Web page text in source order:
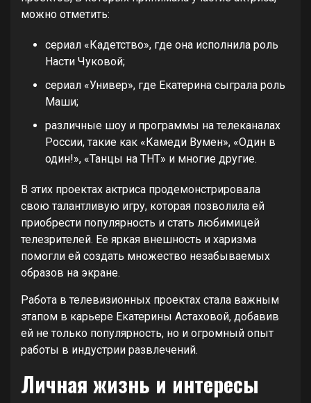
можно отметить:
сериал «Кадетство», где она исполнила роль
Насти Чуковой;
сериал «Универ», где Екатерина сыграла роль
Маши;
различные шоу и программы на телеканалах
России, такие как «Камеди Вумен», «Один в
один!», «Танцы на ТНТ» и многие другие.
В этих проектах актриса продемонстрировала
свою талантливую игру, которая позволила ей
приобрести популярность и стать любимицей
телезрителей. Ее яркая внешность и харизма
помогли ей создать множество незабываемых
образов на экране.
Работа в телевизионных проектах стала важным
этапом в карьере Екатерины Астаховой, добавив
ей не только популярность, но и огромный опыт
работы в индустрии развлечений.
Личная жизнь и интересы